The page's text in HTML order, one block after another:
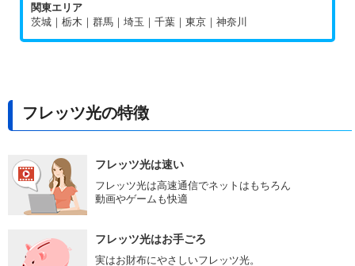
関東エリア
茨城｜栃木｜群馬｜埼玉｜千葉｜東京｜神奈川
フレッツ光の特徴
フレッツ光は速い
フレッツ光は高速通信でネットはもちろん
動画やゲームも快適
フレッツ光はお手ごろ
実はお財布にやさしいフレッツ光。